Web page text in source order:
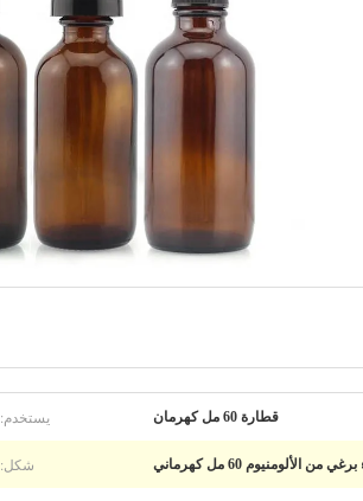
قطارة 60 مل كهرمان يستخدم:
من الألومنيوم 60 مل كهرماني شكل: